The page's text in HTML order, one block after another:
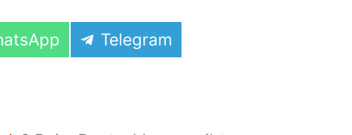
Share
on
Telegram